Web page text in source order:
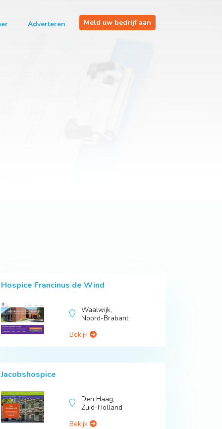
Adverteren Meld uw bedrijf aan
Hospice Francinus de Wind
Waalwijk,
Noord-Brabant
Bekijk
Jacobshospice
Den Haag,
Zuid-Holland
Bekijk